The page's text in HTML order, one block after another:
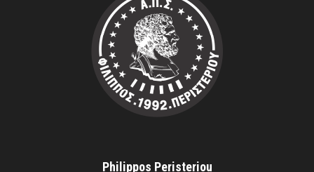
Philippos Peristeriou